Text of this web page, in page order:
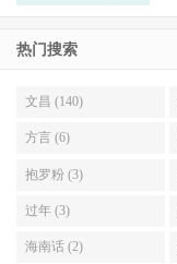
热门搜索
文昌 (140)
方言 (6)
抱罗粉 (3)
过年 (3)
海南话 (2)